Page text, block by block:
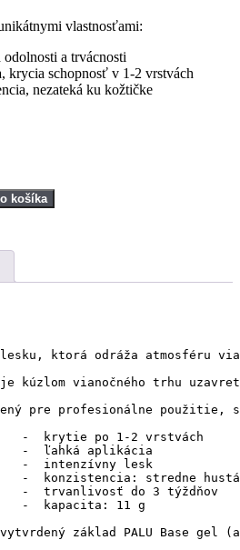
vlastnosťami:
a trvácnosti
krycia schopnosť v 1-2 vrstvách
nezateká ku kožtičke
košíka
ktorá odráža atmosféru
je kúzlom vianočného trhu
pre profesionálne
-  krytie po 1-2 vrstvách
-  ľahká aplikácia
-  intenzívny lesk
-  konzistencia: stredne hustá
-  trvanlivosť do 3 týždňov
-  kapacita: 11 g